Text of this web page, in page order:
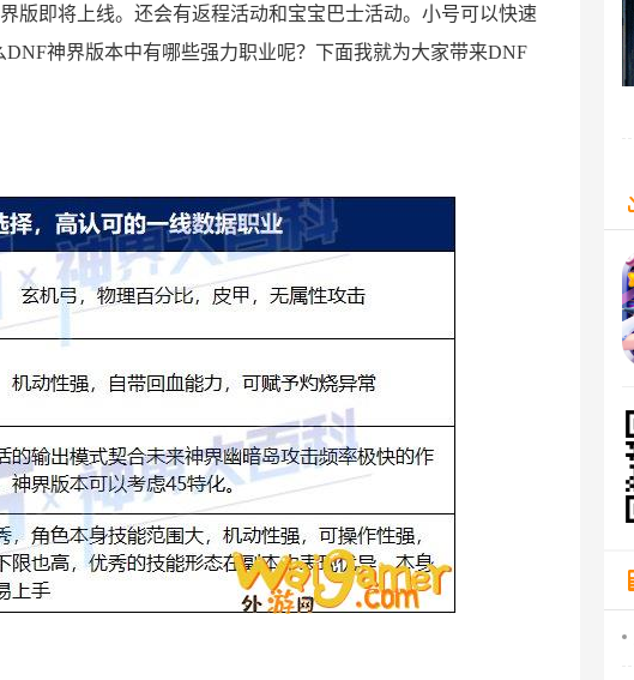
版即将上线。还会有返程活动和宝宝巴士活动。小号可以快速
神界版本中有哪些强力职业呢？下面我就为大家带来DNF